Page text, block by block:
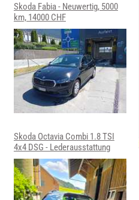
Skoda Fabia - Neuwertig, 5000
km, 14000 CHF
Skoda Octavia Combi 1.8 TSI
4x4 DSG - Lederausstattung